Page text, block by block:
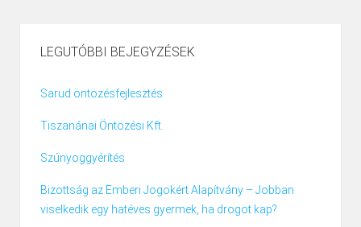
LEGUTÓBBI BEJEGYZÉSEK
Sarud öntözésfejlesztés
Tiszanánai Öntözési Kft.
Szúnyoggyérítés
Bizottság az Emberi Jogokért Alapítvány – Jobban
viselkedik egy hatéves gyermek, ha drogot kap?